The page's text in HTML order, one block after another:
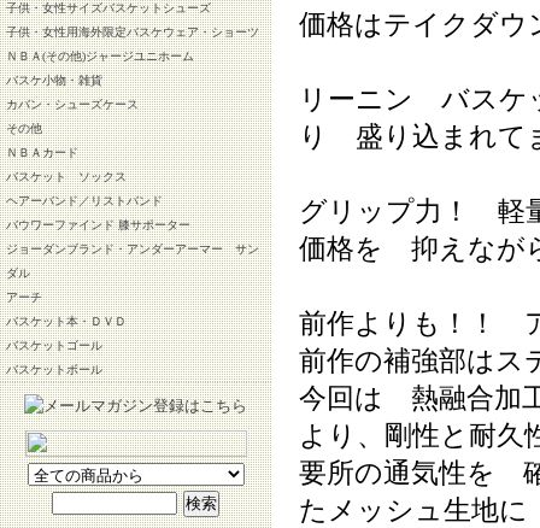
子供・女性サイズバスケットシューズ
子供・女性用海外限定バスケウェア・ショーツ
ＮＢＡ(その他)ジャージユニホーム
バスケ小物・雑貨
カバン・シューズケース
その他
ＮＢＡカード
バスケット ソックス
ヘアーバンド／リストバンド
バウワーファインド 膝サポーター
ジョーダンブランド・アンダーアーマー サン
ダル
アーチ
バスケット本・ＤＶＤ
バスケットゴール
バスケットボール
価格はテイクダウ
リーニン バス
り 盛り込まれて
グリップ力！ 軽
価格を 抑えなが
前作よりも！！
前作の補強部は
今回は 熱融合加
より、剛性と耐
要所の通気性を
たメッシュ生地